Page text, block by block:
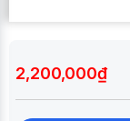
2,200,000₫